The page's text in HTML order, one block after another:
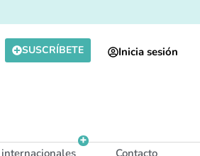
SUSCRÍBETE Inicia sesión